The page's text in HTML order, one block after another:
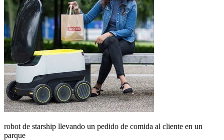
robot de starship llevando un pedido de comida al cliente en un
parque